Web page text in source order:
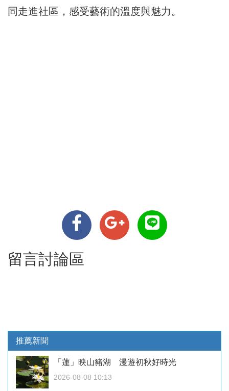
同走進社區，感受藝術的溫度與魅力。
留言討論區
推薦新聞
「蓮」映山豬湖 漫遊初秋好時光
2026-08-08 10:13